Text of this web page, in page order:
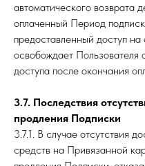
автоматического возврата
оплаченный Период
предоставленный доступ
освобождает Пользователя
доступа после окончания
3.7. Последствия
продления Подписки
3.7.1. В случае отсутствия
средств на Привязанной